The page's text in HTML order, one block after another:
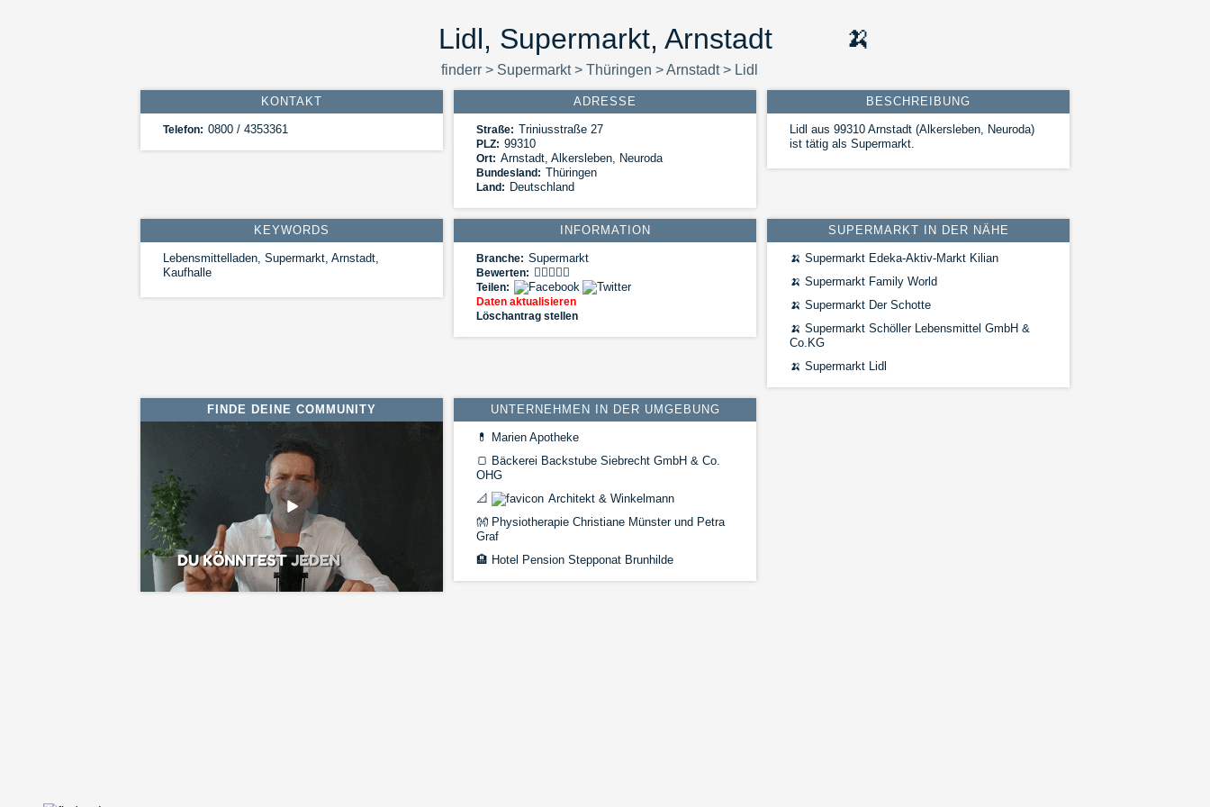
Lidl, Supermarkt, Arnstadt 🍌
finderr> Supermarkt> Thüringen >Arnstadt> Lidl
KONTAKT
Telefon: 0800 / 4353361
ADRESSE
Straße: Triniusstraße 27
PLZ: 99310
Ort: Arnstadt, Alkersleben, Neuroda
Bundesland: Thüringen
Land: Deutschland
BESCHREIBUNG
Lidl aus 99310 Arnstadt (Alkersleben, Neuroda)
ist tätig als Supermarkt.
KEYWORDS
Lebensmittelladen, Supermarkt, Arnstadt,
Kaufhalle
INFORMATION
Branche: Supermarkt
Bewerten:
Teilen:
Daten aktualisieren
Löschantrag stellen
SUPERMARKT IN DER NÄHE
🍌 Supermarkt Edeka-Aktiv-Markt Kilian
🍌 Supermarkt Family World
🍌 Supermarkt Der Schotte
🍌 Supermarkt Schöller Lebensmittel GmbH &
Co.KG
🍌 Supermarkt Lidl
FINDE DEINE COMMUNITY UNTERNEHMEN IN DER UMGEBUNG
💊
Marien Apotheke
🍞 Bäckerei Backstube Siebrecht GmbH & Co.
OHG
📐
Architekt & Winkelmann
👐 Physiotherapie Christiane Münster und Petra
Graf
🏨 Hotel Pension Stepponat Brunhilde